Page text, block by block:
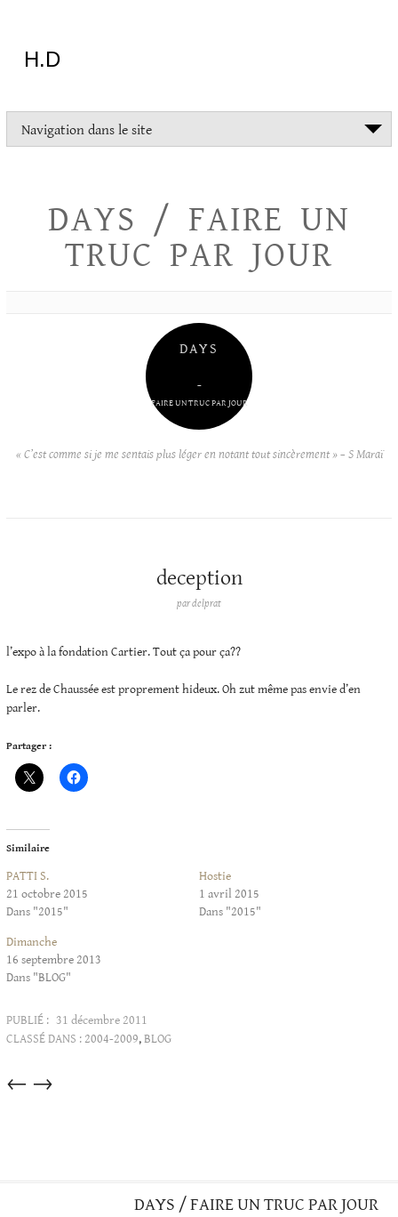
H.D
Navigation dans le site
DAYS / FAIRE UN
TRUC PAR JOUR
DAYS
–
FAIRE UN TRUC PAR JOUR
« C’est comme si je me sentais plus léger en notant tout sincèrement » – S Maraï
deception
pardelprat
l’expo à la fondation Cartier. Tout ça pour ça??
Le rez de Chaussée est proprement hideux. Oh zut même pas envie d’en
parler.
Partager :
Similaire
PATTI S.
21 octobre 2015
Dans "2015"
Hostie
1 avril 2015
Dans "2015"
Dimanche
16 septembre 2013
Dans "BLOG"
PUBLIÉ : 31 décembre 2011
CLASSÉ DANS : 2004-2009,BLOG
Articles
→
←
DAYS / FAIRE UN TRUC PAR JOUR